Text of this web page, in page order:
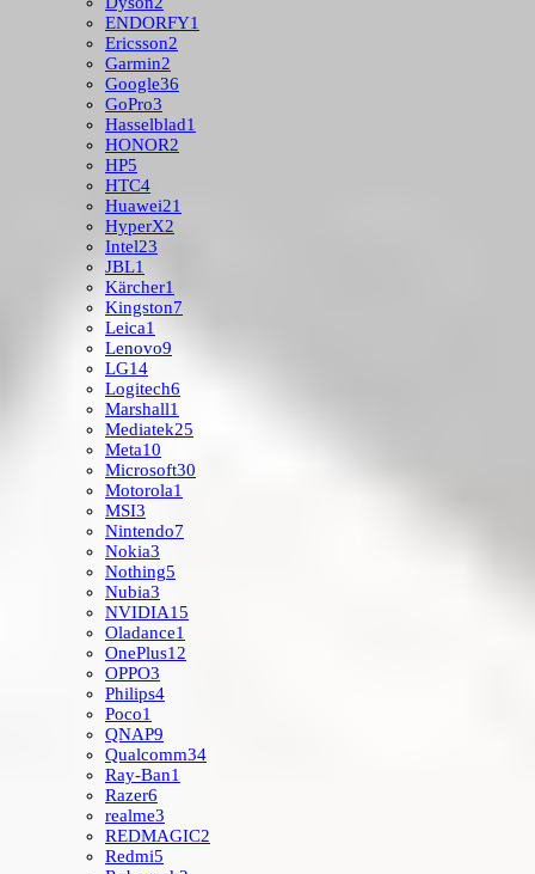
ENDORFY1
Ericsson2
Garmin2
Google36
GoPro3
Hasselblad1
HONOR2
HP5
HTC4
Huawei21
HyperX2
Intel23
JBL1
Kärcher1
Kingston7
Leica1
Lenovo9
LG14
Logitech6
Marshall1
Mediatek25
Meta10
Microsoft30
Motorola1
MSI3
Nintendo7
Nokia3
Nothing5
Nubia3
NVIDIA15
Oladance1
OnePlus12
OPPO3
Philips4
Poco1
QNAP9
Qualcomm34
Ray-Ban1
Razer6
realme3
REDMAGIC2
Redmi5